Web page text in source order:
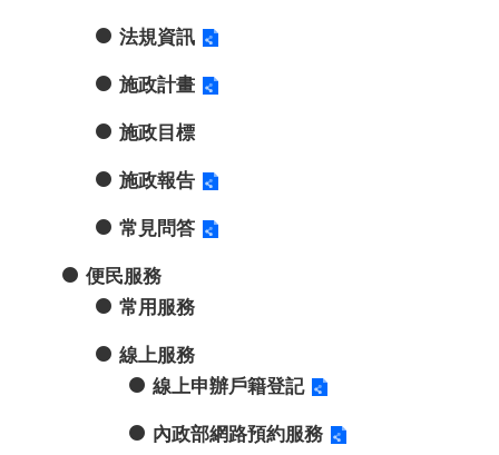
法規資訊
施政計畫
施政目標
施政報告
常見問答
便民服務
常用服務
線上服務
線上申辦戶籍登記
內政部網路預約服務